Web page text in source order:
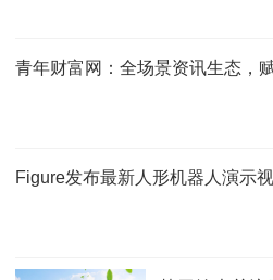
青年财富网：全场景资讯生态，
Figure发布最新人形机器人演示